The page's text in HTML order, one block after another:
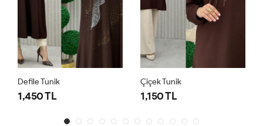
Defile Tunik
1,450 TL
Çiçek Tunik
1,150 TL